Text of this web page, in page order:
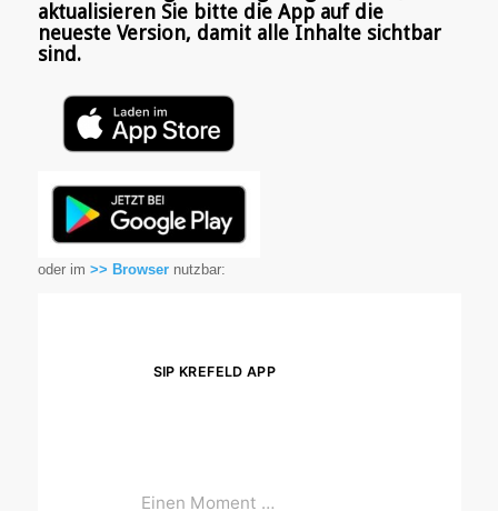
aktualisieren Sie bitte die App auf die
neueste Version, damit alle Inhalte sichtbar
sind.
oder im >> Browsernutzbar: